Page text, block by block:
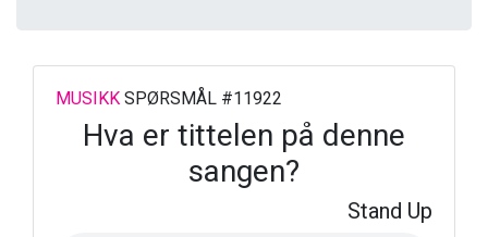
MUSIKK SPØRSMÅL #11922
Hva er tittelen på denne
sangen?
Stand Up